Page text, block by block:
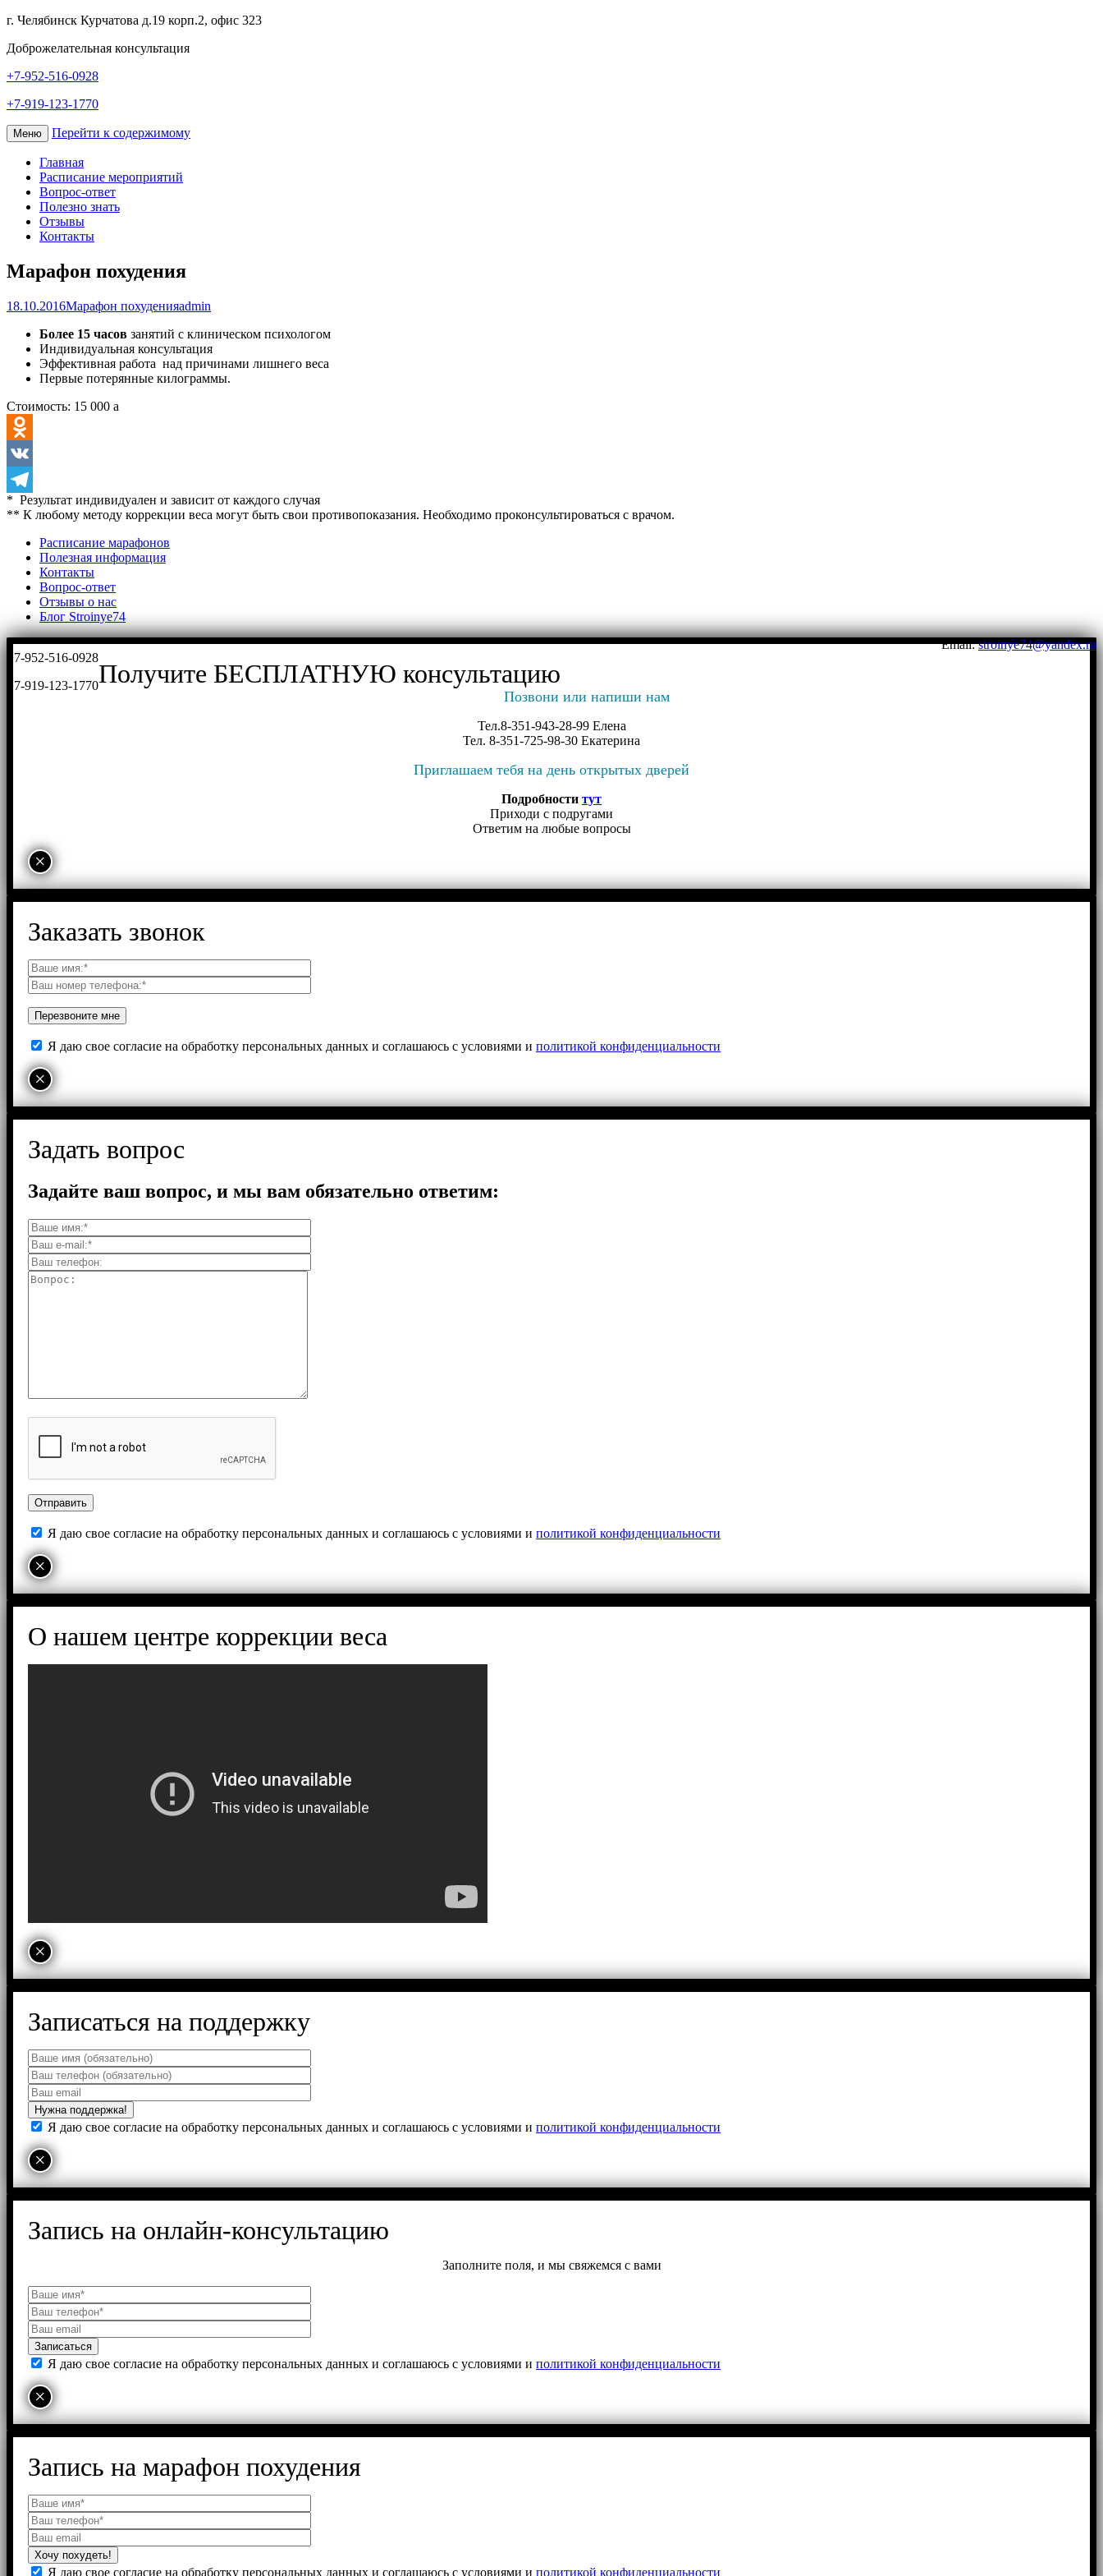
г. Челябинск Курчатова д.19 корп.2, офис 323
Доброжелательная консультация
+7-952-516-0928
+7-919-123-1770
Меню Перейти к содержимому
Главная
Расписание мероприятий
Вопрос-ответ
Полезно знать
Отзывы
Контакты
Марафон похудения
18.10.2016Марафон похуденияadmin
Более 15 часов занятий с клиническом психологом
Индивидуальная консультация
Эффективная работа над причинами лишнего веса
Первые потерянные килограммы.
Стоимость: 15 000 a
Odnoklassniki
VK
Telegram
* Результат индивидуален и зависит от каждого случая
** К любому методу коррекции веса могут быть свои противопоказания. Необходимо проконсультироваться с врачом.
Расписание марафонов
Полезная информация
Контакты
Вопрос-ответ
Отзывы о нас
Блог Stroinye74
+7-952-516-0928
+7-919-123-1770
Email:stroinye74@yandex.ru
Получите БЕСПЛАТНУЮ консультацию
Позвони или напиши нам
Тел.8-351-943-28-99 Елена
Тел. 8-351-725-98-30 Екатерина
Приглашаем тебя на день открытых дверей
Подробности тут
Приходи с подругами
Ответим на любые вопросы
×
Заказать звонок
Я даю свое согласие на обработку персональных данных и соглашаюсь с условиями и политикой конфиденциальности
×
Задать вопрос
Задайте ваш вопрос, и мы вам обязательно ответим:
Я даю свое согласие на обработку персональных данных и соглашаюсь с условиями и политикой конфиденциальности
×
О нашем центре коррекции веса
×
Записаться на поддержку
Я даю свое согласие на обработку персональных данных и соглашаюсь с условиями и политикой конфиденциальности
×
Запись на онлайн-консультацию
Заполните поля, и мы свяжемся с вами
Я даю свое согласие на обработку персональных данных и соглашаюсь с условиями и политикой конфиденциальности
×
Запись на марафон похудения
Я даю свое согласие на обработку персональных данных и соглашаюсь с условиями и политикой конфиденциальности